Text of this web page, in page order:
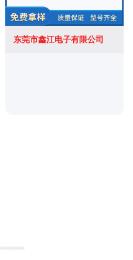
东莞市鑫江电子有限公司